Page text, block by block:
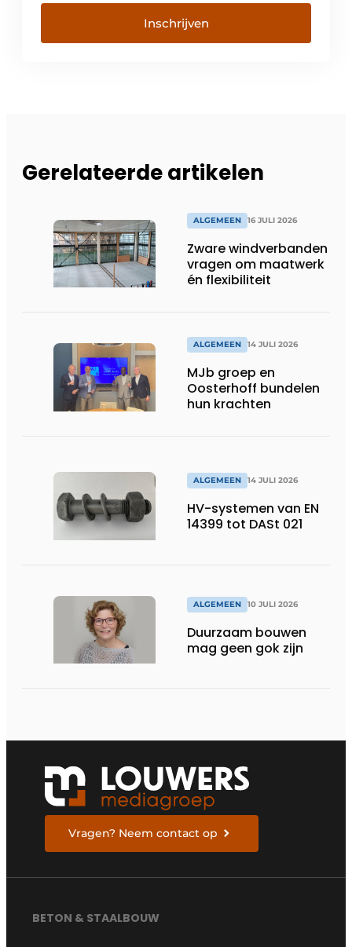
Inschrijven
Gerelateerde artikelen
ALGEMEEN 16 JULI 2026
Zware windverbanden
vragen om maatwerk
én flexibiliteit
ALGEMEEN 14 JULI 2026
MJb groep en
Oosterhoff bundelen
hun krachten
ALGEMEEN 14 JULI 2026
HV-systemen van EN
14399 tot DASt 021
ALGEMEEN 10 JULI 2026
Duurzaam bouwen
mag geen gok zijn
Vragen? Neem contact op
BETON & STAALBOUW